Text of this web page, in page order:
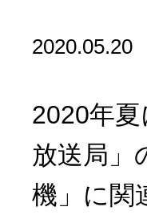
2020.05.20
2020年
放送局」
機」に関